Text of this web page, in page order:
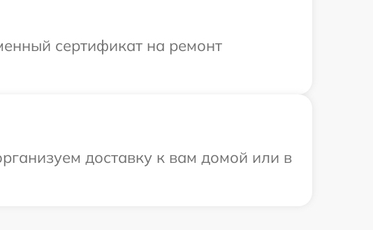
сертификат на ремонт
доставку к вам домой или в